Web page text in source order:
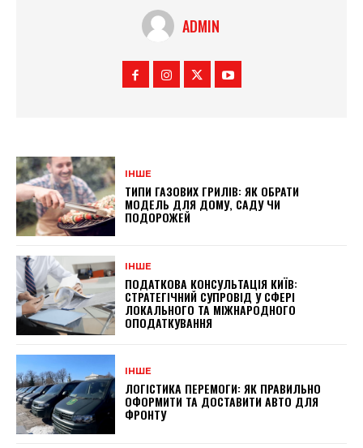
ADMIN
ІНШЕ
ТИПИ ГАЗОВИХ ГРИЛІВ: ЯК ОБРАТИ
МОДЕЛЬ ДЛЯ ДОМУ, САДУ ЧИ
ПОДОРОЖЕЙ
ІНШЕ
ПОДАТКОВА КОНСУЛЬТАЦІЯ КИЇВ:
СТРАТЕГІЧНИЙ СУПРОВІД У СФЕРІ
ЛОКАЛЬНОГО ТА МІЖНАРОДНОГО
ОПОДАТКУВАННЯ
ІНШЕ
ЛОГІСТИКА ПЕРЕМОГИ: ЯК ПРАВИЛЬНО
ОФОРМИТИ ТА ДОСТАВИТИ АВТО ДЛЯ
ФРОНТУ